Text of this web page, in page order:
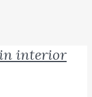
interior